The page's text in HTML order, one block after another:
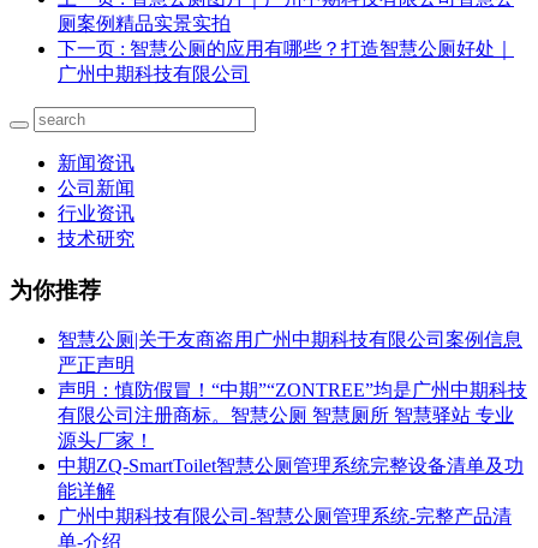
厕案例精品实景实拍
下一页 : 智慧公厕的应用有哪些？打造智慧公厕好处｜
广州中期科技有限公司
新闻资讯
公司新闻
行业资讯
技术研究
为你推荐
智慧公厕|关于友商盗用广州中期科技有限公司案例信息
严正声明
声明：慎防假冒！“中期”“ZONTREE”均是广州中期科技
有限公司注册商标。智慧公厕 智慧厕所 智慧驿站 专业
源头厂家！
中期ZQ-SmartToilet智慧公厕管理系统完整设备清单及功
能详解
广州中期科技有限公司-智慧公厕管理系统-完整产品清
单-介绍